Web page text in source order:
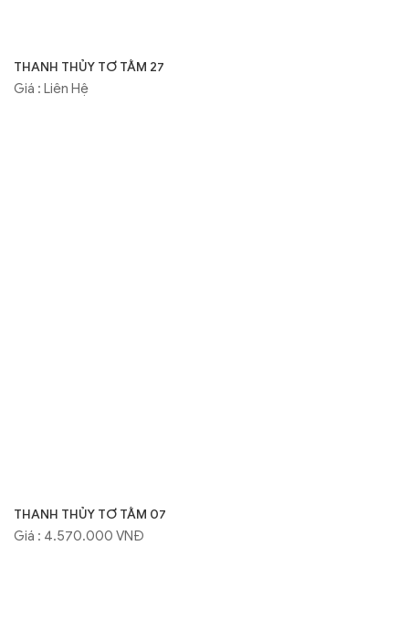
THANH THỦY TƠ TẰM 27
Giá : Liên Hệ
THANH THỦY TƠ TẰM 07
Giá : 4.570.000 VNĐ